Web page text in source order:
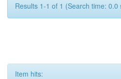
Results 1-1 of 1 (Search time: 0.0
Item hits: